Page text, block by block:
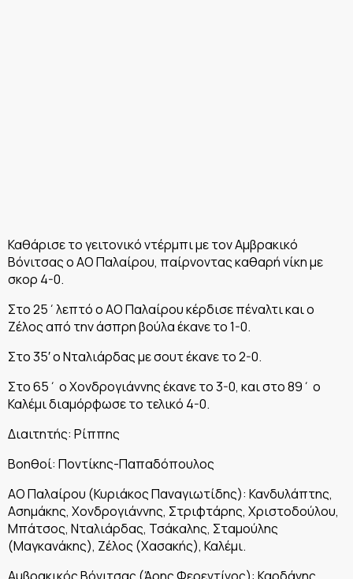
Καθάρισε το γειτονικό ντέρμπι με τον Αμβρακικό
Βόνιτσας ο ΑΟ Παλαίρου, παίρνοντας καθαρή νίκη με
σκορ 4-0.
Στο 25΄λεπτό ο ΑΟ Παλαίρου κέρδισε πέναλτι και ο
Ζέλος από την άσπρη βούλα έκανε το 1-0.
Στο 35′ ο Νταλιάρδας με σουτ έκανε το 2-0.
Στο 65΄ ο Χονδρογιάννης έκανε το 3-0, και στο 89΄ ο
Καλέμι διαμόρφωσε το τελικό 4-0.
Διαιτητής: Ρίππης
Βοηθοί: Ποντίκης-Παπαδόπουλος
ΑΟ Παλαίρου (Κυριάκος Παναγιωτίδης): Κανδυλάπτης,
Ασημάκης, Χονδρογιάννης, Στριφτάρης, Χριστοδούλου,
Μπάτσος, Νταλιάρδας, Τσάκαλης, Σταμούλης
(Μαγκανάκης), Ζέλος (Χασακής), Καλέμι.